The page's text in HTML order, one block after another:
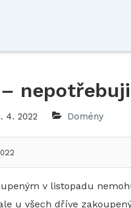
4. 2022 Domény
v listopadu
u všech dříve